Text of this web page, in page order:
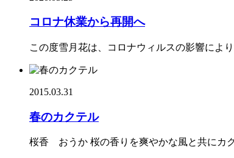
コロナ休業から再開へ
この度雪月花は、コロナウィルスの影響によ
2015.03.31
春のカクテル
桜香 おうか 桜の香りを爽やかな風と共